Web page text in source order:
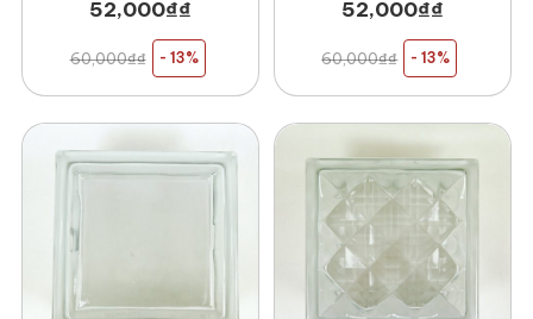
52,000₫₫
60,000₫₫ - 13%
52,000₫₫
60,000₫₫ - 13%